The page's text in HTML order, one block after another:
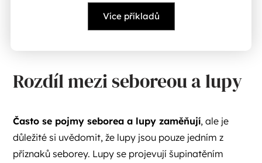
Více příkladů
Rozdíl mezi seboreou a lupy
Často se pojmy seborea a lupy zaměňují, ale je
důležité si uvědomit, že lupy jsou pouze jedním z
příznaků seborey. Lupy se projevují šupinatěním